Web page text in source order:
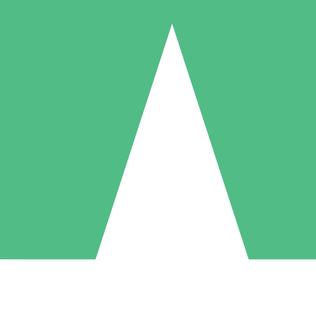
Individuele Creditpakketten
per gebruik met downloadtegoeden. Geen maandelijkse verplichting
5 Downloaden
US$